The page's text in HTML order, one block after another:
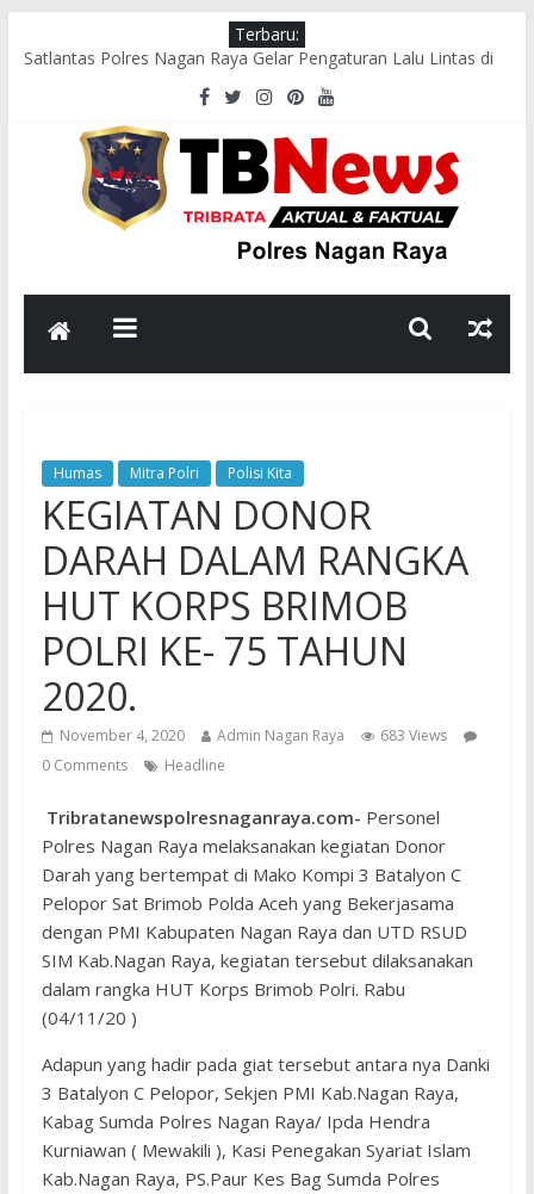
Terbaru:
Satlantas Polres Nagan Raya Gelar Pengaturan Lalu Lintas di
Jalan Nasional Meulaboh–Abdya
Saweu Sikula, Polsek Beutong Edukasi Pelajar MTs Al-Kudus
tentang Bahaya Narkoba dan Bullying
Polsek Tadu Raya Dampingi Latihan Paskibra Persiapan HUT
ke-81 Kemerdekaan RI
Polsek Tadu Raya Sambangi Dapur MBG, Pastikan Kesiapan
Bhabinkamtibmas Polsek Darul Makmur Sambangi Warga,
Sampaikan Pesan Kamtibmas
Humas Mitra Polri Polisi Kita
KEGIATAN DONOR
DARAH DALAM RANGKA
HUT KORPS BRIMOB
POLRI KE- 75 TAHUN
2020.
November 4, 2020 Admin Nagan Raya
683 Views
0 Comments
Headline
Tribratanewspolresnaganraya.com- Personel
Polres Nagan Raya melaksanakan kegiatan Donor
Darah yang bertempat di Mako Kompi 3 Batalyon C
Pelopor Sat Brimob Polda Aceh yang Bekerjasama
dengan PMI Kabupaten Nagan Raya dan UTD RSUD
SIM Kab.Nagan Raya, kegiatan tersebut dilaksanakan
dalam rangka HUT Korps Brimob Polri. Rabu
(04/11/20 )
Adapun yang hadir pada giat tersebut antara nya Danki
3 Batalyon C Pelopor, Sekjen PMI Kab.Nagan Raya,
Kabag Sumda Polres Nagan Raya/ Ipda Hendra
Kurniawan ( Mewakili ), Kasi Penegakan Syariat Islam
Kab.Nagan Raya, PS.Paur Kes Bag Sumda Polres